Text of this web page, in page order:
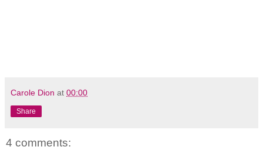
Carole Dion at 00:00
Share
4 comments: